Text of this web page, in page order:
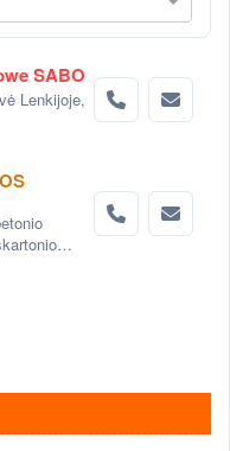
SABO
Lenkijoje,